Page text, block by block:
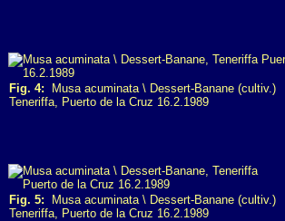
Fig. 4: Musa acuminata \ Dessert-Banane (cultiv.)
Teneriffa, Puerto de la Cruz 16.2.1989
Fig. 5: Musa acuminata \ Dessert-Banane (cultiv.)
Teneriffa, Puerto de la Cruz 16.2.1989